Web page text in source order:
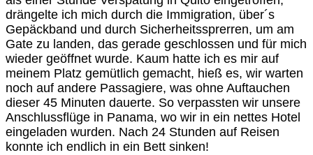
drängelte ich mich durch die Immigration, über´s
Gepäckband und durch Sicherheitssprerren, um am
Gate zu landen, das gerade geschlossen und für mich
wieder geöffnet wurde. Kaum hatte ich es mir auf
meinem Platz gemütlich gemacht, hieß es, wir warten
noch auf andere Passagiere, was ohne Auftauchen
dieser 45 Minuten dauerte. So verpassten wir unsere
Anschlussflüge in Panama, wo wir in ein nettes Hotel
eingeladen wurden. Nach 24 Stunden auf Reisen
konnte ich endlich in ein Bett sinken!